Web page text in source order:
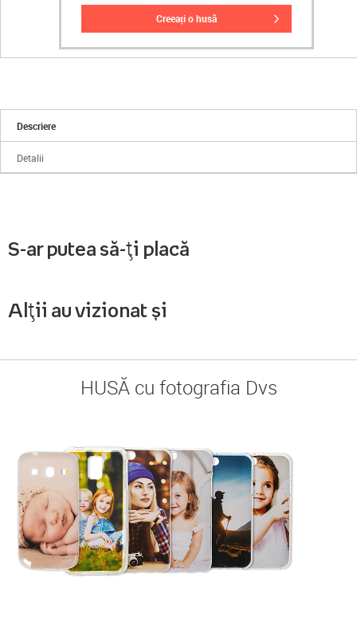
creeați o husă
Descriere
Detalii
S-ar putea să-ți placă
Alții au vizionat și
HUSĂ cu fotografia Dvs